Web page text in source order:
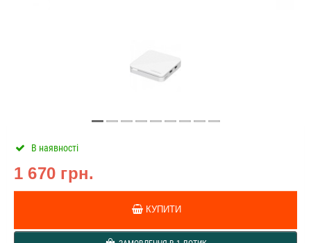
1 670 грн.
В наявності
КУПИТИ